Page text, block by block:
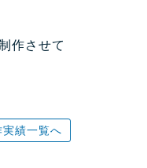
作させて
実績一覧へ